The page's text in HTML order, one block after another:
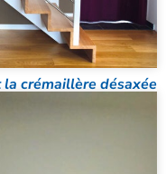
la crémaillère désaxée